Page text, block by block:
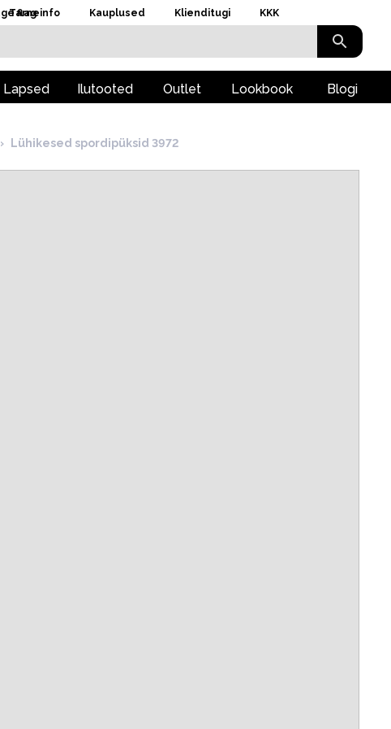
Tarneinfo Kauplused Klienditugi KKK
Lapsed Ilutooted Outlet Lookbook Blogi
› Lühikesed spordipüksid 3972